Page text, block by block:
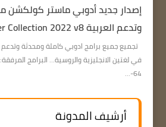
إصدار جديد أدوبي ماستر كولكشن
وتدعم العربية Adobe Master Collection 2022 v8
تجميع جميع برامج ادوبي كاملة ومحدثة وتدعم
64-...
أرشيف المدونة